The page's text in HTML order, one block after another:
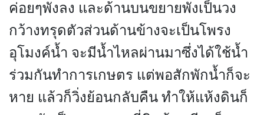
ค่อยๆพังลง และด้านบนขยายพังเป็นวง
กว้างทรุดตัวส่วนด้านข้างจะเป็นโพรง
อุโมงค์น้ำ จะมีน้ำไหลผ่านมาซึ่งได้ใช้น้ำ
ร่วมกันทำการเกษตร แต่พอสักพักน้ำก็จะ
หาย แล้วก็วิ่งย้อนกลับคืน ทำให้แห้งดินก็